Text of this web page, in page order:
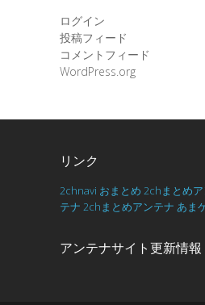
ログイン
投稿フィード
コメントフィード
WordPress.org
リンク
2chnavi おまとめ 2chまとめ
テナ 2chまとめアンテナ あま
アンテナサイト更新情報